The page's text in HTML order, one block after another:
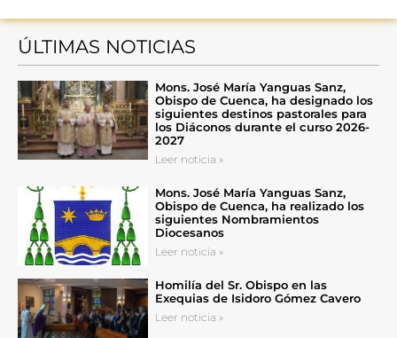
ÚLTIMAS NOTICIAS
Mons. José María Yanguas Sanz,
Obispo de Cuenca, ha designado los
siguientes destinos pastorales para
los Diáconos durante el curso 2026-
2027
Leer noticia »
Mons. José María Yanguas Sanz,
Obispo de Cuenca, ha realizado los
siguientes Nombramientos
Diocesanos
Leer noticia »
Homilía del Sr. Obispo en las
Exequias de Isidoro Gómez Cavero
Leer noticia »